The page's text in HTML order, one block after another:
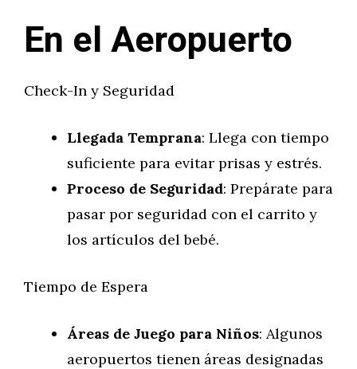
En el Aeropuerto
Check-In y Seguridad
Llegada Temprana: Llega con tiempo
suficiente para evitar prisas y estrés.
Proceso de Seguridad: Prepárate para
pasar por seguridad con el carrito y
los artículos del bebé.
Tiempo de Espera
Áreas de Juego para Niños: Algunos
aeropuertos tienen áreas designadas